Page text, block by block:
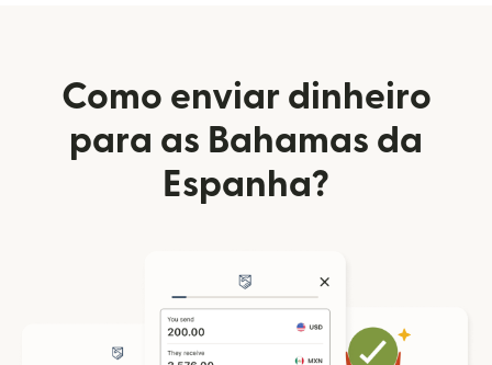
Como enviar dinheiro
para as Bahamas da
Espanha?